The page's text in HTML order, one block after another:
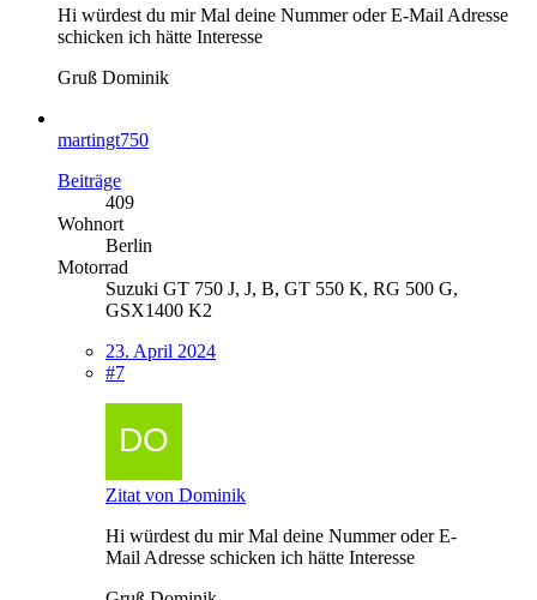
Hi würdest du mir Mal deine Nummer oder E-Mail Adresse
schicken ich hätte Interesse
Gruß Dominik
martingt750
Beiträge
409
Wohnort
Berlin
Motorrad
Suzuki GT 750 J, J, B, GT 550 K, RG 500 G,
GSX1400 K2
23. April 2024
#7
Zitat von Dominik
Hi würdest du mir Mal deine Nummer oder E-
Mail Adresse schicken ich hätte Interesse